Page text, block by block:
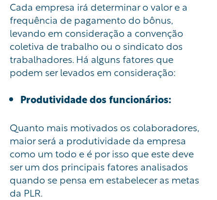
Cada empresa irá determinar o valor e a
frequência de pagamento do bônus,
levando em consideração a convenção
coletiva de trabalho ou o sindicato dos
trabalhadores. Há alguns fatores que
podem ser levados em consideração:
Produtividade dos funcionários:
Quanto mais motivados os colaboradores,
maior será a produtividade da empresa
como um todo e é por isso que este deve
ser um dos principais fatores analisados
quando se pensa em estabelecer as metas
da PLR.